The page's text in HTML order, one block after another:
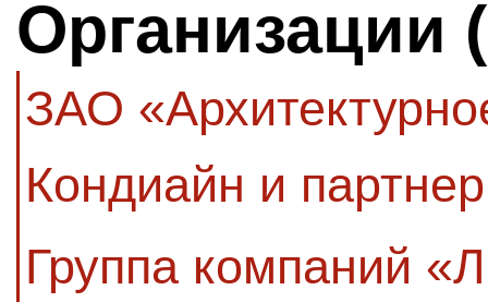
Организации
ЗАО
Кондиайн и
Группа компаний